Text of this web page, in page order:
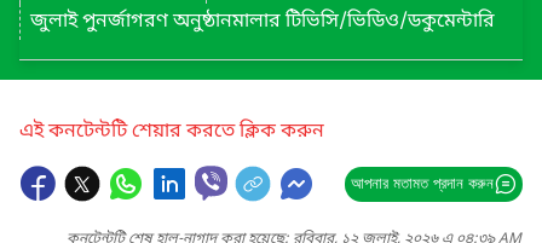
জুলাই পুনর্জাগরণ অনুষ্ঠানমালার টিভিসি/ভিডিও/ডকুমেন্টারি
এই কনটেন্টটি শেয়ার করতে ক্লিক করুন
আপনার মতামত প্রদান করুন